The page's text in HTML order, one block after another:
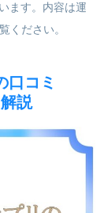
ます。内容は運
ください。
口コミ
説